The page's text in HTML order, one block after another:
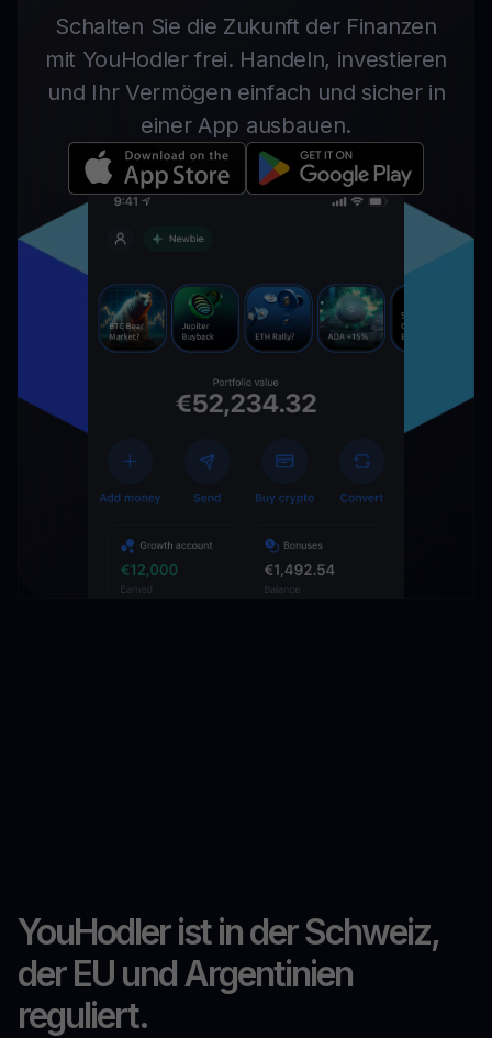
Schalten Sie die Zukunft der Finanzen
mit YouHodler frei. Handeln, investieren
und Ihr Vermögen einfach und sicher in
einer App ausbauen.
YouHodler ist in der Schweiz,
der EU und Argentinien
reguliert.